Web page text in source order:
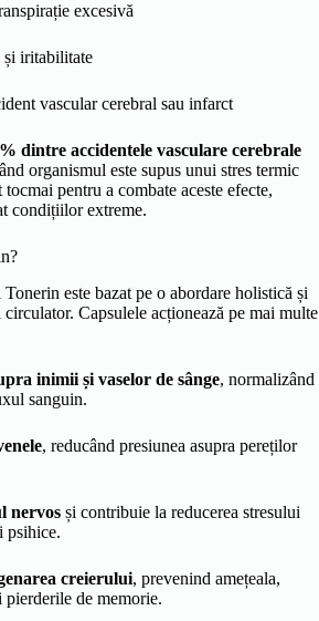
excesivă
și iritabilitate
vascular cerebral sau infarct
dintre accidentele vasculare cerebrale
organismul este supus unui stres termic
pentru a combate aceste efecte,
condițiilor extreme.
este bazat pe o abordare holistică și
Capsulele acționează pe mai multe
inimii și vaselor de sânge, normalizând
sanguin.
, reducând presiunea asupra pereților
nervos și contribuie la reducerea stresului
psihice.
creierului, prevenind amețeala,
pierderile de memorie.